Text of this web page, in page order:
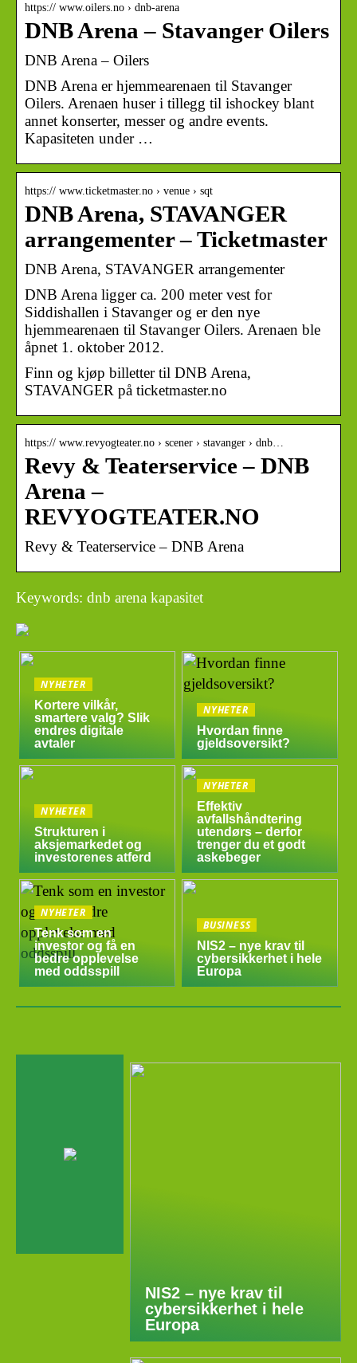
https:// www.oilers.no › dnb-arena
DNB Arena – Stavanger Oilers
DNB Arena – Oilers
DNB Arena er hjemmearenaen til Stavanger
Oilers. Arenaen huser i tillegg til ishockey blant
annet konserter, messer og andre events.
Kapasiteten under …
https:// www.ticketmaster.no › venue › sqt
DNB Arena, STAVANGER
arrangementer – Ticketmaster
DNB Arena, STAVANGER arrangementer
DNB Arena ligger ca. 200 meter vest for
Siddishallen i Stavanger og er den nye
hjemmearenaen til Stavanger Oilers. Arenaen ble
åpnet 1. oktober 2012.
Finn og kjøp billetter til DNB Arena,
STAVANGER på ticketmaster.no
https:// www.revyogteater.no › scener › stavanger › dnb…
Revy & Teaterservice – DNB
Arena –
REVYOGTEATER.NO
Revy & Teaterservice – DNB Arena
Keywords: dnb arena kapasitet
NYHETER
Kortere vilkår,
smartere valg? Slik
endres digitale
avtaler
NYHETER
Hvordan finne
gjeldsoversikt?
NYHETER
Strukturen i
aksjemarkedet og
investorenes atferd
NYHETER
Effektiv
avfallshåndtering
utendørs – derfor
trenger du et godt
askebeger
NYHETER
Tenk som en
investor og få en
bedre opplevelse
med oddsspill
BUSINESS
NIS2 – nye krav til
cybersikkerhet i hele
Europa
NIS2 – nye krav til
cybersikkerhet i hele
Europa